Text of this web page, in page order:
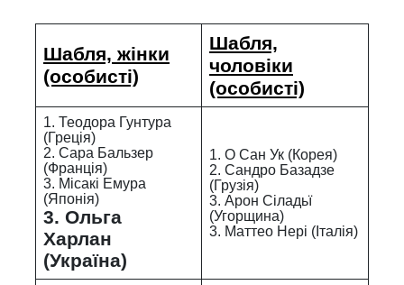
Шабля, жінки
(особисті)
Шабля,
чоловіки
(особисті)
1. Теодора Гунтура
(Греція)
2. Сара Бальзер
(Франція)
3. Місакі Емура
(Японія)
3. Ольга
Харлан
(Україна)
1. О Сан Ук (Корея)
2. Сандро Базадзе
(Грузія)
3. Арон Сіладьї
(Угорщина)
3. Маттео Нері (Італія)